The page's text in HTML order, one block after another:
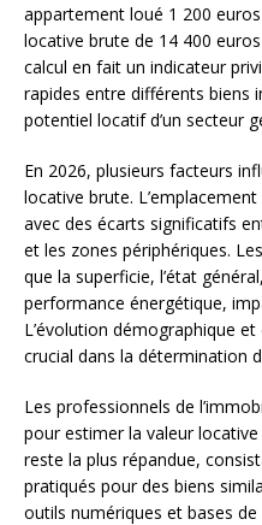
appartement loué 1 200
locative brute de 14 400
calcul en fait un indicateur
rapides entre différents biens
potentiel locatif d’un secteur
En 2026, plusieurs facteurs
locative brute.
avec des écarts significatifs
et les zones périphériques.
que la superficie, l’état
performance énergétique,
L’évolution démographique
crucial dans la détermination
Les professionnels de
pour estimer la valeur
reste la plus répandue,
pratiqués pour des biens
outils numériques et bases